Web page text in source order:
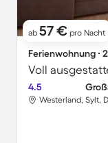
ab 57 € pro Nacht
Ferienwohnung ∙
4.5
Westerland, Sylt,